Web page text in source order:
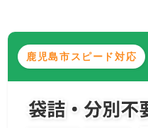
鹿児島市スピード対応